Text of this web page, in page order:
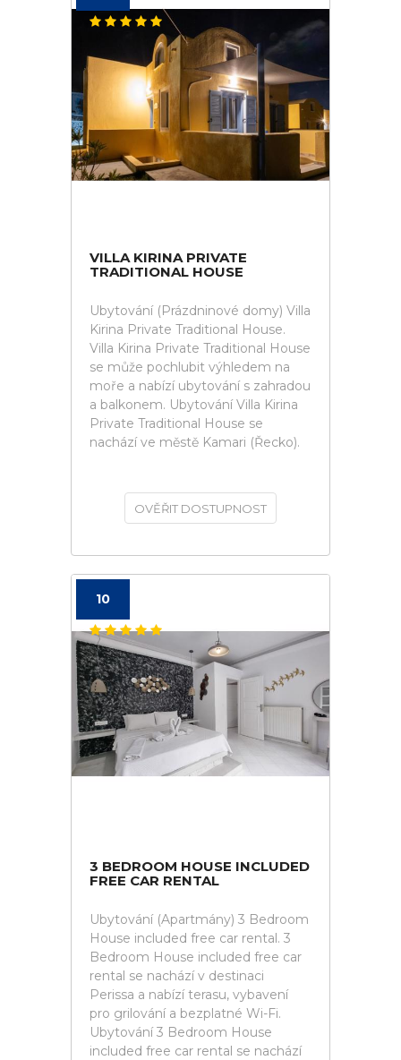
VILLA KIRINA PRIVATE
TRADITIONAL HOUSE
Ubytování (Prázdninové domy) Villa
Kirina Private Traditional House.
Villa Kirina Private Traditional House
se může pochlubit výhledem na
moře a nabízí ubytování s zahradou
a balkonem. Ubytování Villa Kirina
Private Traditional House se
nachází ve městě Kamari (Řecko).
OVĚŘIT DOSTUPNOST
10
3 BEDROOM HOUSE INCLUDED
FREE CAR RENTAL
Ubytování (Apartmány) 3 Bedroom
House included free car rental. 3
Bedroom House included free car
rental se nachází v destinaci
Perissa a nabízí terasu, vybavení
pro grilování a bezplatné Wi-Fi.
Ubytování 3 Bedroom House
included free car rental se nachází